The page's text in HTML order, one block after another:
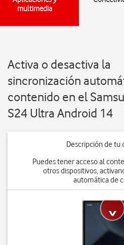
multimedia
Activa o desactiva la
sincronización
contenido en el
S24 Ultra Android 14
Descripción de tu
Puedes tener acceso al
otros dispositivos,
automática de